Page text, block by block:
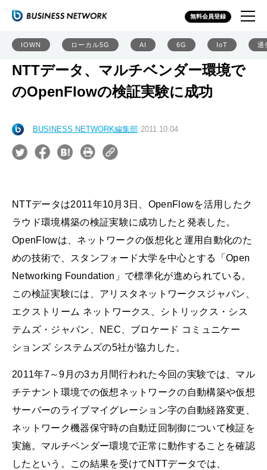
無料会員登録
IOWN ローカル5G AI 6G IoT 通
NTTデータ、マルチベンダー環境で
のOpenFlowの検証実験に成功
BUSINESS NETWORK編集部 2011.10.04
NTTデータは2011年10月3日、OpenFlowを活用したク
ラウド環境構築の検証実験に成功したと発表した。
OpenFlowは、ネットワークの仮想化と運用自動化のた
めの技術で、スタンフォード大学を中心とする「Open
Networking Foundation」で標準化が進められている。
この検証実験には、アリスタネットワークスジャパン、
エクストリーム ネットワークス、シトリックス・シス
テムズ・ジャパン、NEC、ブロケード コミュニケー
ションズ システムズの5社が協力した。
2011年7～9月の3カ月間行われた今回の実験では、マル
チテナント環境での仮想ネットワークの自動構築や仮想
サーバーのライブマイグレーション字の自動経路変更、
ネットワーク機器保守時の自動迂回制御について検証を
実施。マルチベンダー環境で正常に動作することを確認
したという。この結果を受けてNTTデータでは、